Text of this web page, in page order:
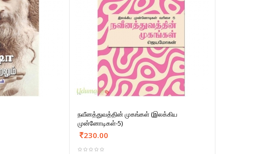
நவீனத்துவத்தின் முகங்கள் (இலக்கிய
முன்னோடிகள்-5)
230.00